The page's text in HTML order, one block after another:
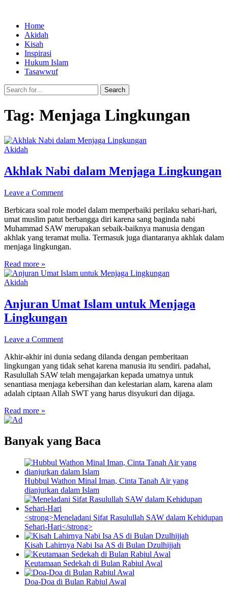
Home
Akidah
Kisah
Inspirasi
Hukum Islam
Tasawwuf
Search
Tag: Menjaga Lingkungan
Akidah
Akhlak Nabi dalam Menjaga Lingkungan
Leave a Comment
Berbicara soal role model dalam memperbaiki perilaku sehari-hari,
umat muslim patut berbangga diri karena sang baginda nabi
Muhammad SAW merupakan sebaik-baiknya manusia dengan
akhlak yang teramat mulia. Termasuk juga diantaranya akhlak dalam
menjaga lingkungan.
Read more »
Akidah
Anjuran Umat Islam untuk Menjaga
Lingkungan
Leave a Comment
Akhir-akhir ini dunia sedang dilanda dengan pemberitaan
lingkungan yang tidak sehat karena manusia itu sendiri. padahal,
Rasulullah SAW telah mengajarkan kepada umatnya untuk
senantiasa menjaga kebersihan dan kelestarian alam, karena alam
adalah ciptaan Allah SWT yang harus disyukuri dan dijaga.
Read more »
Banyak yang Baca
Hubbul Wathon Minal Iman, Cinta Tanah Air yang
dianjurkan dalam Islam
<strong>Meneladani Sifat Rasulullah SAW dalam Kehidupan
Sehari-Hari</strong>
Kisah Lahirnya Nabi Isa AS di Bulan Dzulhijjah
Keutamaan Sedekah di Bulan Rabiul Awal
Doa-Doa di Bulan Rabiul Awal